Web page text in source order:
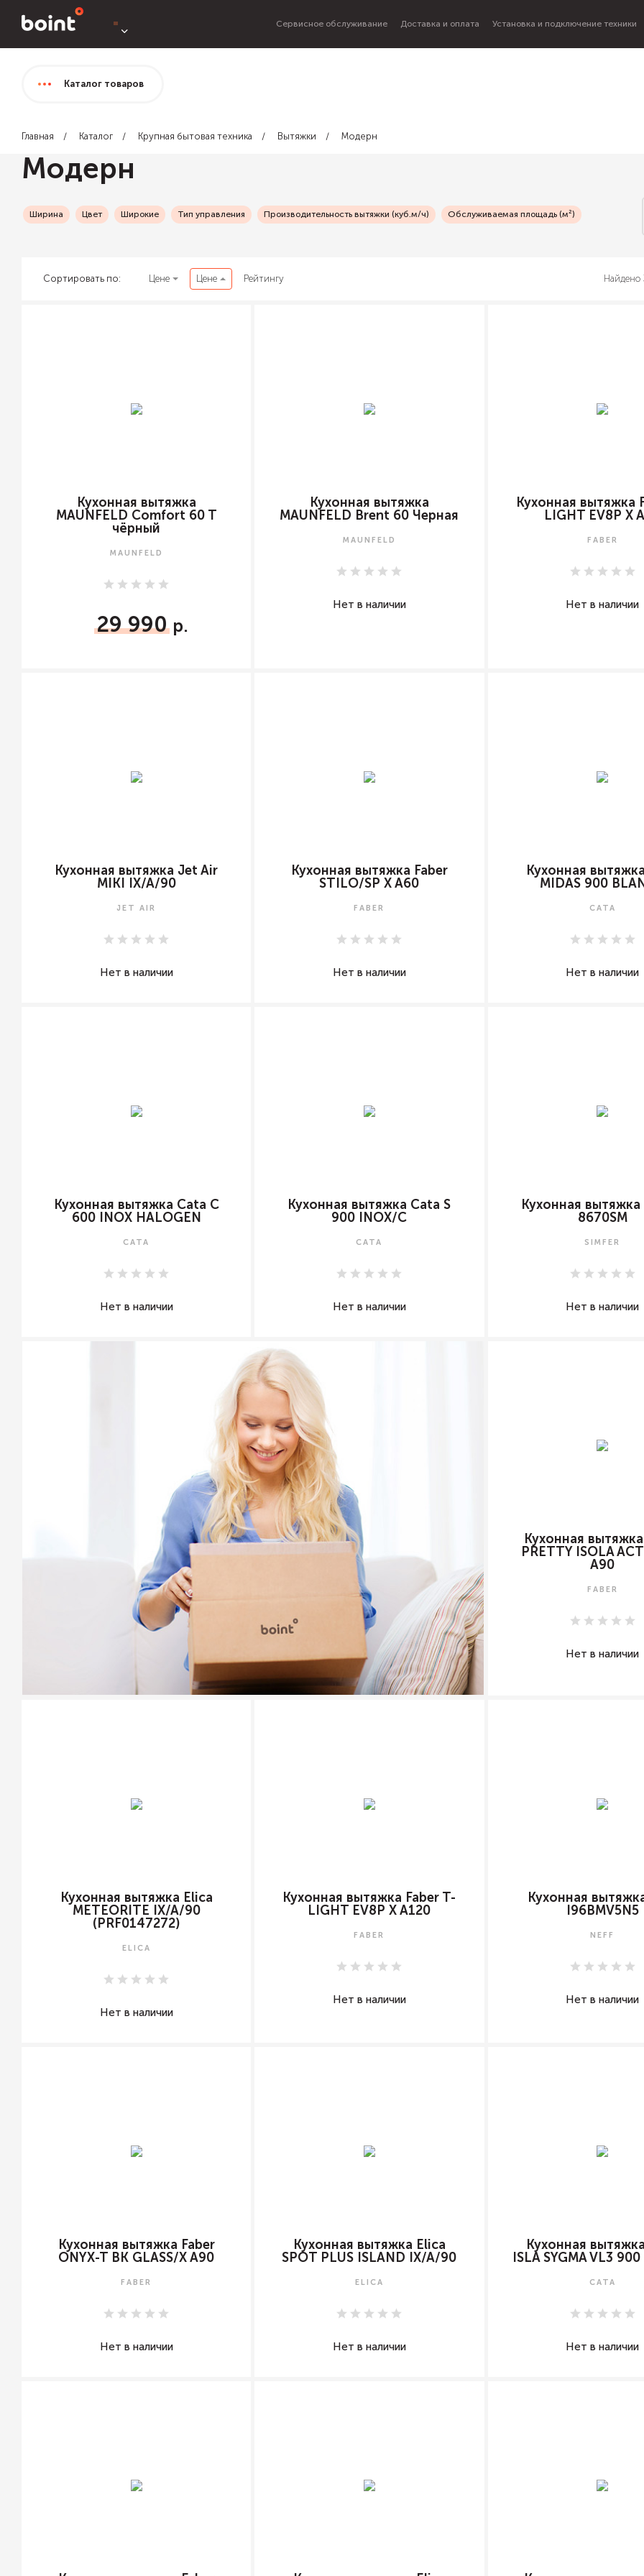
Сервисное обслуживание Доставка и оплата Установка и подключение техники
Каталог товаров
Главная Каталог Крупная бытовая техника Вытяжки Модерн
Модерн
Ширина Цвет Широкие Тип управления Производительность вытяжки (куб.м/ч) Обслуживаемая площадь (м²)
Сортировать по: Цене Цене Рейтингу Найдено
Кухонная вытяжка
MAUNFELD Comfort 60 T
чёрный
MAUNFELD
29 990
Кухонная вытяжка
MAUNFELD Brent 60 Черная
MAUNFELD
Нет в наличии
Кухонная вытяжка
LIGHT EV8P X
FABER
Нет в наличии
Кухонная вытяжка Jet Air
MIKI IX/A/90
JET AIR
Нет в наличии
Кухонная вытяжка Faber
STILO/SP X A60
FABER
Нет в наличии
Кухонная
MIDAS 900
CATA
Нет в наличии
Кухонная вытяжка Cata C
600 INOX HALOGEN
CATA
Нет в наличии
Кухонная вытяжка Cata S
900 INOX/C
CATA
Нет в наличии
Кухонная
8670SM
SIMFER
Нет в наличии
Кухонная
PRETTY ISOLA
A90
FABER
Нет в наличии
Кухонная вытяжка Elica
METEORITE IX/A/90
(PRF0147272)
ELICA
Нет в наличии
Кухонная вытяжка Faber T-
LIGHT EV8P X A120
FABER
Нет в наличии
Кухонная
I96BMV5N5
NEFF
Нет в наличии
Кухонная вытяжка Faber
ONYX-T BK GLASS/X A90
FABER
Нет в наличии
Кухонная вытяжка Elica
SPOT PLUS ISLAND IX/A/90
ELICA
Нет в наличии
Кухонная
ISLA SYGMA VL3
CATA
Нет в наличии